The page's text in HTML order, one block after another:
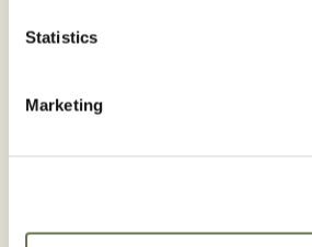
Statistics
Marketing